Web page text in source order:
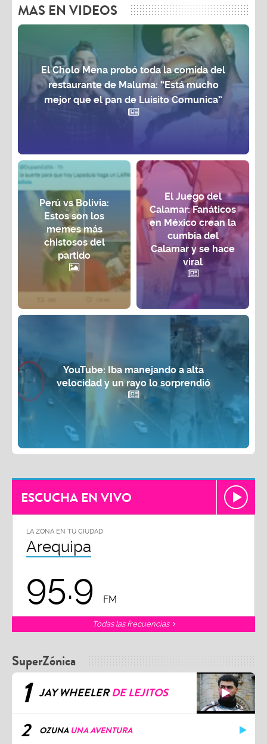
MAS EN VIDEOS
El Cholo Mena probó toda la comida del
restaurante de Maluma: “Está mucho
mejor que el pan de Luisito Comunica”
Perú vs Bolivia:
Estos son los
memes más
chistosos del
partido
El Juego del
Calamar: Fanáticos
en México crean la
cumbia del
Calamar y se hace
viral
YouTube: Iba manejando a alta
velocidad y un rayo lo sorprendió
ESCUCHA EN VIVO
LA ZONA EN TU CIUDAD
Arequipa
95.9 FM
Todas las frecuencias
SuperZónica
1 JAY WHEELERDE LEJITOS
2 OZUNA UNA AVENTURA